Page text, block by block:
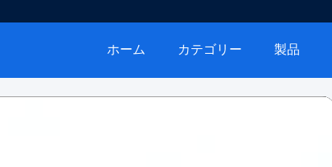
ホーム カテゴリー 製品